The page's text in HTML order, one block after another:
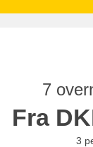
7
Fra
3